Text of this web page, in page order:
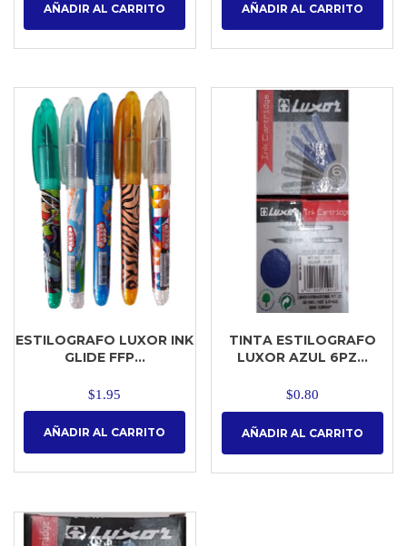
AÑADIR AL CARRITO AÑADIR AL CARRITO
ESTILOGRAFO LUXOR INK
GLIDE FFP...
$1.95
AÑADIR AL CARRITO
TINTA ESTILOGRAFO
LUXOR AZUL 6PZ...
$0.80
AÑADIR AL CARRITO